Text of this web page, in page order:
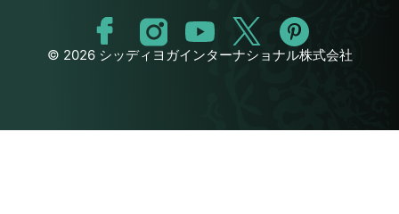
© 2026 シッディヨガインターナショナル株式会社